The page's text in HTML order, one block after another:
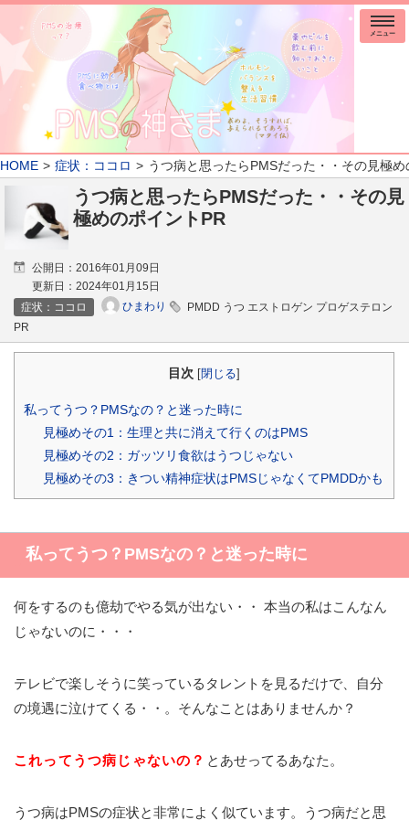
メニュー
HOME 症状：ココロ うつ病と思ったらPMSだった・・その見極
うつ病と思ったらPMSだった・・その見
極めのポイントPR
公開日： 2016年01月09日
更新日： 2024年01月15日
症状：ココロ
ひまわり
PMDD うつ エストロゲン プロゲステロン
PR
目次 [閉じる]
私ってうつ？PMSなの？と迷った時に
見極めその1：生理と共に消えて行くのはPMS
見極めその2：ガッツリ食欲はうつじゃない
見極めその3：きつい精神症状はPMSじゃなくてPMDDかも
私ってうつ？PMSなの？と迷った時に
何をするのも億劫でやる気が出ない・・ 本当の私はこんなん
じゃないのに・・・
テレビで楽しそうに笑っているタレントを見るだけで、自分
の境遇に泣けてくる・・。そんなことはありませんか？
これってうつ病じゃないの？ とあせってるあなた。
うつ病はPMSの症状と非常によく似ています。うつ病だと思